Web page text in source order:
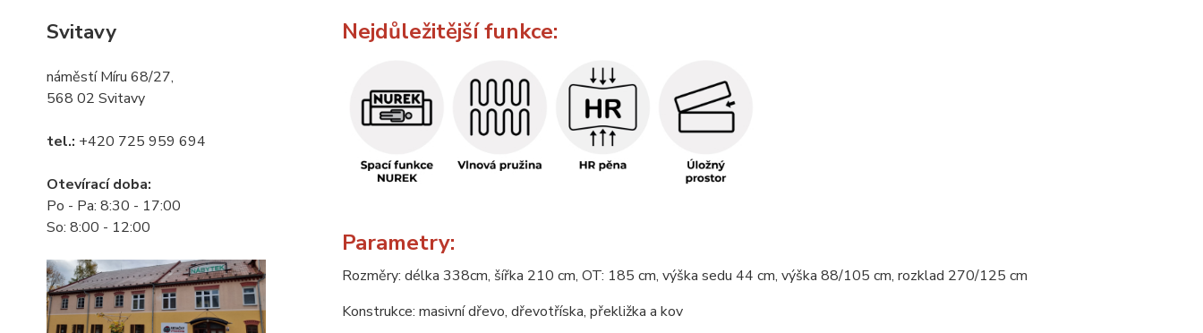
Svitavy
náměstí Míru 68/27,
568 02 Svitavy
tel.: +420 725 959 694
Otevírací doba:
Po - Pa: 8:30 - 17:00
So: 8:00 - 12:00
Nejdůležitější funkce:
Parametry:
Rozměry: délka 338cm, šířka 210 cm, OT: 185 cm, výška sedu 44 cm, výška 88/105 cm, rozklad 270/125 cm
Konstrukce: masivní dřevo, dřevotříska, překližka a kov